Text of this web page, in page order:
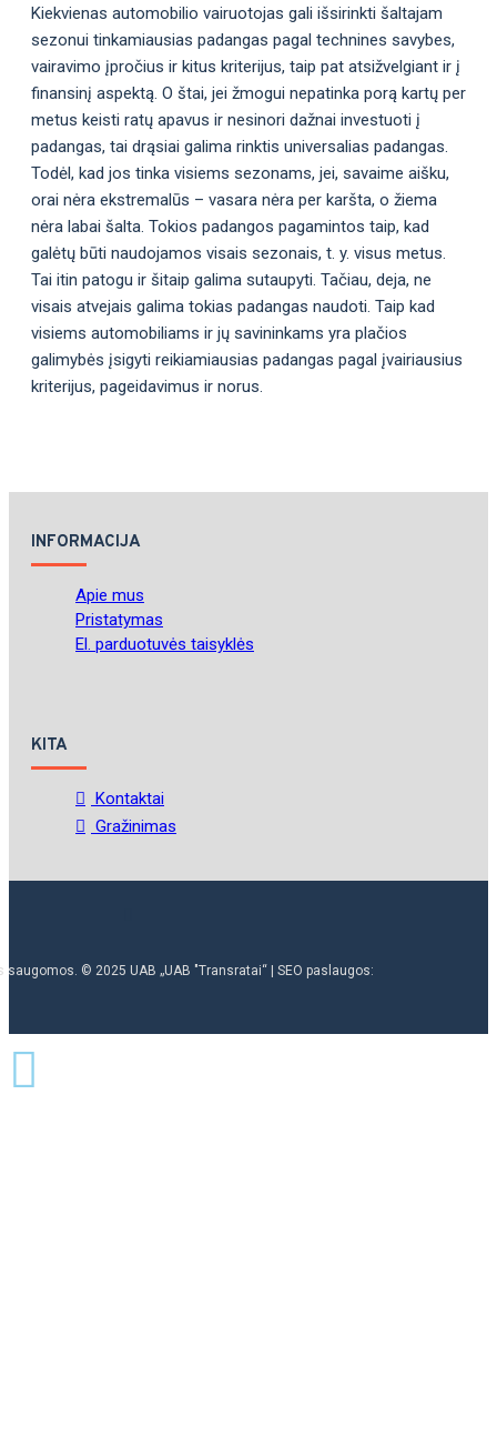
Kiekvienas automobilio vairuotojas gali išsirinkti šaltajam
sezonui tinkamiausias padangas pagal technines savybes,
vairavimo įpročius ir kitus kriterijus, taip pat atsižvelgiant ir į
finansinį aspektą. O štai, jei žmogui nepatinka porą kartų per
metus keisti ratų apavus ir nesinori dažnai investuoti į
padangas, tai drąsiai galima rinktis universalias padangas.
Todėl, kad jos tinka visiems sezonams, jei, savaime aišku,
orai nėra ekstremalūs – vasara nėra per karšta, o žiema
nėra labai šalta. Tokios padangos pagamintos taip, kad
galėtų būti naudojamos visais sezonais, t. y. visus metus.
Tai itin patogu ir šitaip galima sutaupyti. Tačiau, deja, ne
visais atvejais galima tokias padangas naudoti. Taip kad
visiems automobiliams ir jų savininkams yra plačios
galimybės įsigyti reikiamiausias padangas pagal įvairiausius
kriterijus, pageidavimus ir norus.
INFORMACIJA
Apie mus
Pristatymas
El. parduotuvės taisyklės
KITA
Kontaktai
Gražinimas
saugomos. © 2025 UAB „UAB "Transratai“ | SEO paslaugos: